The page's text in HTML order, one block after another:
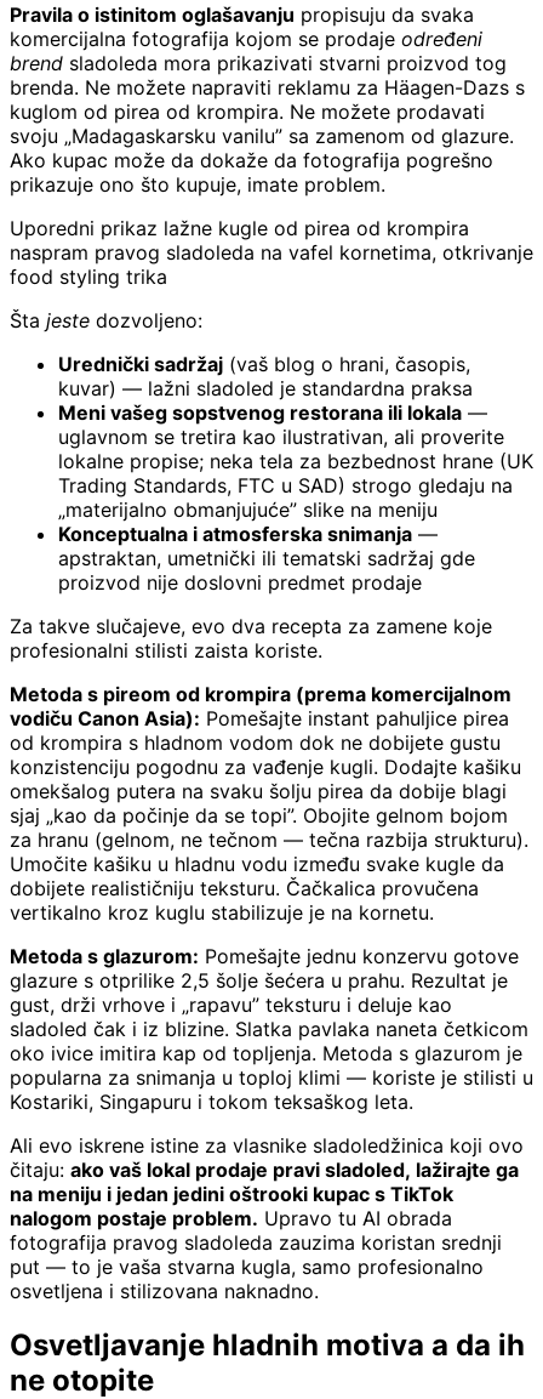
Pravila o istinitom oglašavanju propisuju da svaka
komercijalna fotografija kojom se prodaje određeni
brend sladoleda mora prikazivati stvarni proizvod tog
brenda. Ne možete napraviti reklamu za Häagen-Dazs s
kuglom od pirea od krompira. Ne možete prodavati
svoju „Madagaskarsku vanilu” sa zamenom od glazure.
Ako kupac može da dokaže da fotografija pogrešno
prikazuje ono što kupuje, imate problem.
Uporedni prikaz lažne kugle od pirea od krompira
naspram pravog sladoleda na vafel kornetima, otkrivanje
food styling trika
Šta jeste dozvoljeno:
Urednički sadržaj (vaš blog o hrani, časopis,
kuvar) — lažni sladoled je standardna praksa
Meni vašeg sopstvenog restorana ili lokala —
uglavnom se tretira kao ilustrativan, ali proverite
lokalne propise; neka tela za bezbednost hrane (UK
Trading Standards, FTC u SAD) strogo gledaju na
„materijalno obmanjujuće” slike na meniju
Konceptualna i atmosferska snimanja —
apstraktan, umetnički ili tematski sadržaj gde
proizvod nije doslovni predmet prodaje
Za takve slučajeve, evo dva recepta za zamene koje
profesionalni stilisti zaista koriste.
Metoda s pireom od krompira (prema komercijalnom
vodiču Canon Asia): Pomešajte instant pahuljice pirea
od krompira s hladnom vodom dok ne dobijete gustu
konzistenciju pogodnu za vađenje kugli. Dodajte kašiku
omekšalog putera na svaku šolju pirea da dobije blagi
sjaj „kao da počinje da se topi”. Obojite gelnom bojom
za hranu (gelnom, ne tečnom — tečna razbija strukturu).
Umočite kašiku u hladnu vodu između svake kugle da
dobijete realističniju teksturu. Čačkalica provučena
vertikalno kroz kuglu stabilizuje je na kornetu.
Metoda s glazurom: Pomešajte jednu konzervu gotove
glazure s otprilike 2,5 šolje šećera u prahu. Rezultat je
gust, drži vrhove i „rapavu” teksturu i deluje kao
sladoled čak i iz blizine. Slatka pavlaka naneta četkicom
oko ivice imitira kap od topljenja. Metoda s glazurom je
popularna za snimanja u toploj klimi — koriste je stilisti u
Kostariki, Singapuru i tokom teksaškog leta.
Ali evo iskrene istine za vlasnike sladoledžinica koji ovo
čitaju: ako vaš lokal prodaje pravi sladoled, lažirajte ga
na meniju i jedan jedini oštrooki kupac s TikTok
nalogom postaje problem. Upravo tu AI obrada
fotografija pravog sladoleda zauzima koristan srednji
put — to je vaša stvarna kugla, samo profesionalno
osvetljena i stilizovana naknadno.
Osvetljavanje hladnih motiva a da ih
ne otopite